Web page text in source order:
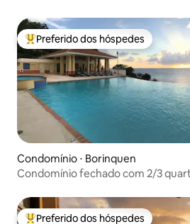
Entre os melhores preferidos dos
Preferido dos hóspedes
Condomínio ⋅ Borinquen
Condomínio fechado com 2/3
Preferido dos hóspedes